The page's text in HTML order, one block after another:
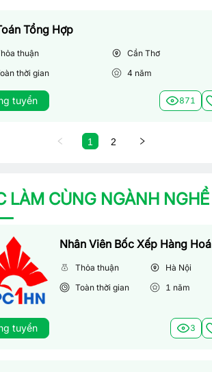
Tổng Hợp
thuận
Cần Thơ
thời gian
4 năm
tuyển 871
1 2
LÀM CÙNG NGÀNH NGHỀ
Nhân Viên Bốc Xếp Hàng Hoá
Thỏa thuận
Hà Nội
Toàn thời gian
1 năm
tuyển 3